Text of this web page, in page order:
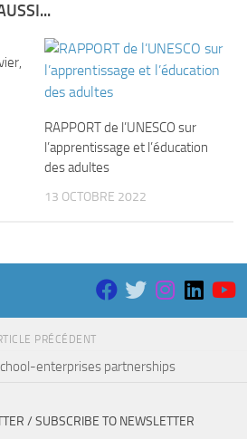
RAPPORT de l’UNESCO sur
l’apprentissage et l’éducation
des adultes
13 OCTOBRE 2022
PRÉCÉDENT
enterprises partnerships
/ SUBSCRIBE TO NEWSLETTER